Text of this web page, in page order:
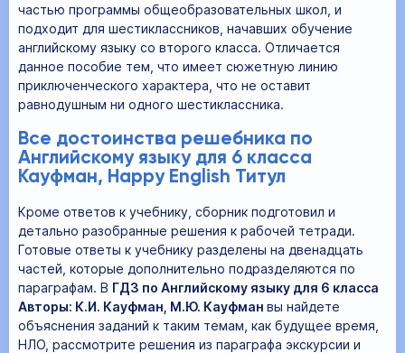
частью программы общеобразовательных школ, и
подходит для шестиклассников, начавших обучение
английскому языку со второго класса. Отличается
данное пособие тем, что имеет сюжетную линию
приключенческого характера, что не оставит
равнодушным ни одного шестиклассника.
Все достоинства решебника по
Английскому языку для 6 класса
Кауфман, Happy English Титул
Кроме ответов к учебнику, сборник подготовил и
детально разобранные решения к рабочей тетради.
Готовые ответы к учебнику разделены на двенадцать
частей, которые дополнительно подразделяются по
параграфам. В ГДЗ по Английскому языку для 6 класса
Авторы: К.И. Кауфман, М.Ю. Кауфман вы найдете
объяснения заданий к таким темам, как будущее время,
НЛО, рассмотрите решения из параграфа экскурсии и